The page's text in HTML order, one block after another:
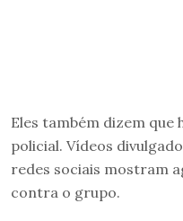
Eles também dizem que
policial. Vídeos
redes sociais mostram
contra o grupo.